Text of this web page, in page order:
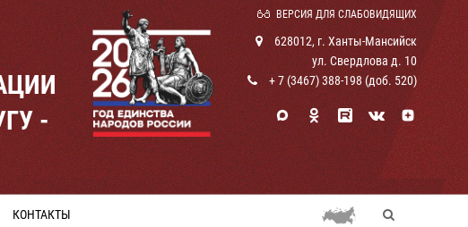
ВЕРСИЯ ДЛЯ СЛАБОВИДЯЩИХ
-
628012, г. Ханты-Мансийск
ул. Свердлова д. 10
+ 7 (3467) 388-198 (доб. 520)
КОНТАКТЫ